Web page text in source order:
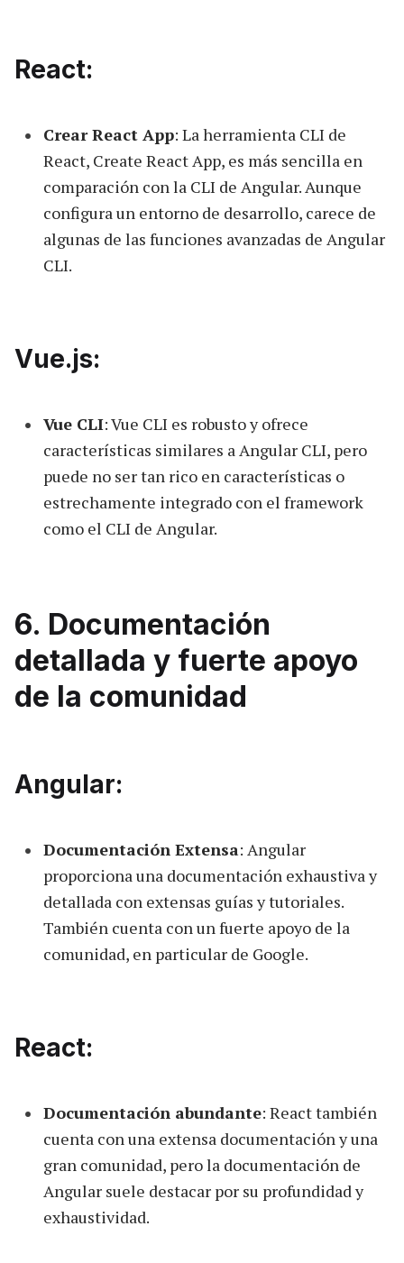
React:
Crear React App: La herramienta CLI de
React, Create React App, es más sencilla en
comparación con la CLI de Angular. Aunque
configura un entorno de desarrollo, carece de
algunas de las funciones avanzadas de Angular
CLI.
Vue.js:
Vue CLI: Vue CLI es robusto y ofrece
características similares a Angular CLI, pero
puede no ser tan rico en características o
estrechamente integrado con el framework
como el CLI de Angular.
6. Documentación
detallada y fuerte apoyo
de la comunidad
Angular:
Documentación Extensa: Angular
proporciona una documentación exhaustiva y
detallada con extensas guías y tutoriales.
También cuenta con un fuerte apoyo de la
comunidad, en particular de Google.
React:
Documentación abundante: React también
cuenta con una extensa documentación y una
gran comunidad, pero la documentación de
Angular suele destacar por su profundidad y
exhaustividad.